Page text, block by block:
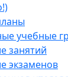
учебные
занятий
экзаменов